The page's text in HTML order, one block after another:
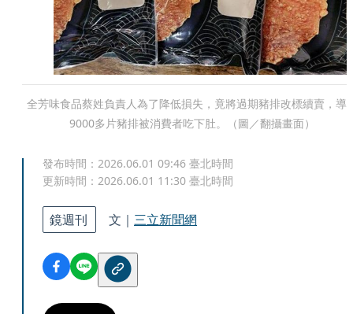
全芳味食品蔡姓負責人為了降低損失，竟將過期豬排改標續賣，導
9000多片豬排被消費者吃下肚。（圖／翻攝畫面）
發布時間： 2026.06.01 09:46 臺北時間
更新時間： 2026.06.01 11:30 臺北時間
鏡週刊 文｜ 三立新聞網